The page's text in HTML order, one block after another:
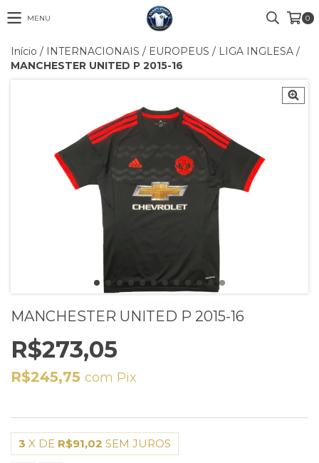
MENU 0
Início / INTERNACIONAIS / EUROPEUS / LIGA INGLESA /
MANCHESTER UNITED P 2015-16
MANCHESTER UNITED P 2015-16
R$273,05
R$245,75 com Pix
3 X DE R$91,02 SEM JUROS